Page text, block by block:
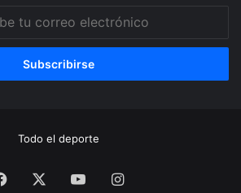
Todo el deporte
Facebook YouTubeInstagram